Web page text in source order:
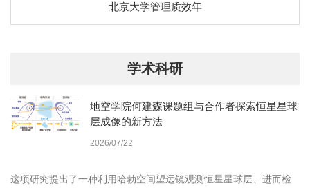
北京大学管理质效年
学术科研
地空学院何建森课题组与合作者探索恒星星球
层成像的新方法
2026/07/22
这项研究提出了一种利用哈勃空间望远镜观测恒星星球层、进而检